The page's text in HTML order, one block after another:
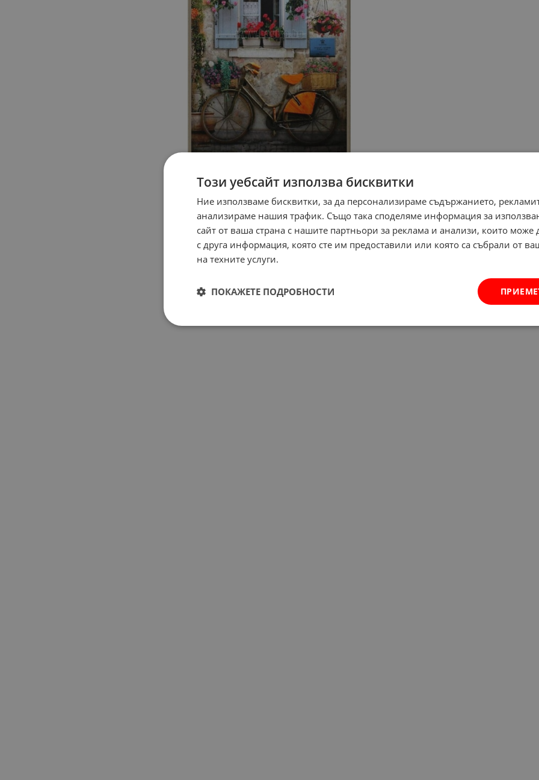
Този уебсайт използва бисквитки
Ние използваме бисквитки, за да персонализираме съдържанието,
анализираме нашия трафик. Също така споделяме информация за
сайт от ваша страна с нашите партньори за реклама и анализи, които може
с друга информация, която сте им предоставили или която са събрали от
на техните услуги.
ПОКАЖЕТЕ ПОДРОБНОСТИ